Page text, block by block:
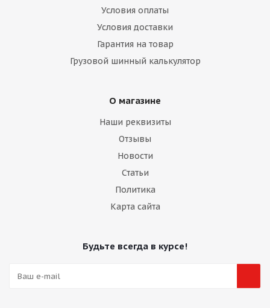
Условия оплаты
Условия доставки
Гарантия на товар
Грузовой шинный калькулятор
О магазине
Наши реквизиты
Отзывы
Новости
Статьи
Политика
Карта сайта
Будьте всегда в курсе!